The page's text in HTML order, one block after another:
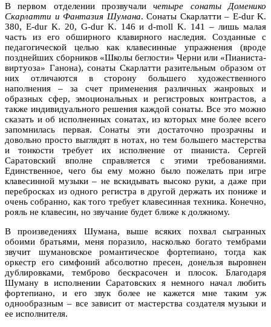
В первом отделении прозвучаличетыре сонаты Доменико
Скарлатти и Фантазия Шумана. Сонаты Скарлатти – E-dur K.
380, E-dur K. 20, G-dur K. 146 и d-moll K. 141 – лишь малая
часть из его обширного клавирного наследия. Созданные с
педагогической целью как клавесинные упражнения (вроде
позднейших сборников «Школы беглости» Черни или «Пианиста-
виртуоза» Ганона), сонаты Скарлатти разительным образом от
них отличаются в сторону большего художественного
наполнения – за счет применения различных жанровых и
образных сфер, эмоциональных и регистровых контрастов, а
также индивидуального решения каждой сонаты. Все это можно
сказать и об исполненных сонатах, из которых мне более всего
запомнилась первая. Сонаты эти достаточно прозрачны и
довольно просто выглядят в нотах, но тем большего мастерства
и тонкости требует их исполнение от пианиста. Сергей
Саратовский вполне справляется с этими требованиями.
Единственное, чего бы ему можно было пожелать при игре
клавесинной музыки – не вскидывать высоко руки, а даже при
перебросках из одного регистра в другой держать их пониже и
очень собранно, как того требует клавесинная техника. Конечно,
рояль не клавесин, но звучание будет ближе к должному.
В произведениях Шумана, выше всяких похвал сыгранных
обоими братьями, меня поразило, насколько богато тембрами
звучит шумановское романтическое фортепиано, тогда как
оркестр его симфоний абсолютно пресен, донельзя выровнен
дублировками, темброво бескрасочен и плосок. Благодаря
Шуману в исполнении Саратовских я немного начал любить
фортепиано, и его звук более не кажется мне таким уж
однообразным – все зависит от мастерства создателя музыки и
ее исполнителя.